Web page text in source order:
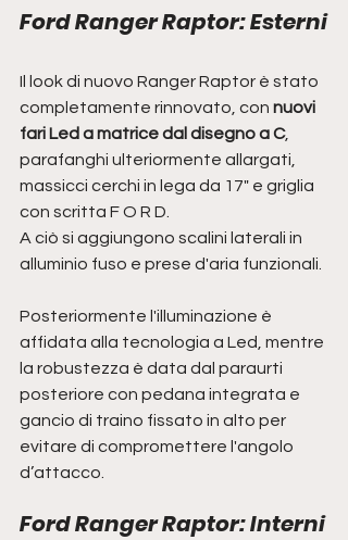
Ford Ranger Raptor: Esterni
Il look di nuovo Ranger Raptor è stato
completamente rinnovato, con nuovi
fari Led a matrice dal disegno a C,
parafanghi ulteriormente allargati,
massicci cerchi in lega da 17" e griglia
con scritta F O R D.
A ciò si aggiungono scalini laterali in
alluminio fuso e prese d'aria funzionali.
Posteriormente l'illuminazione è
affidata alla tecnologia a Led, mentre
la robustezza è data dal paraurti
posteriore con pedana integrata e
gancio di traino fissato in alto per
evitare di compromettere l'angolo
d’attacco.
Ford Ranger Raptor: Interni